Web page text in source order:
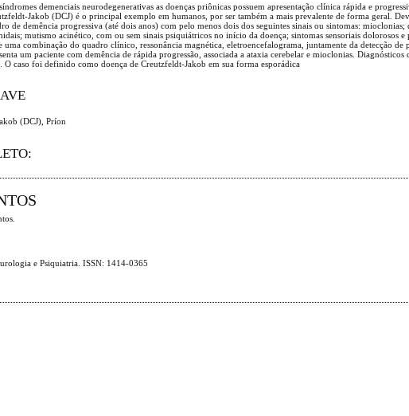
demenciais neurodegenerativas as doenças priônicas possuem apresentação clínica rápida e
Jakob (DCJ) é o principal exemplo em humanos, por ser também a mais prevalente de forma geral.
de demência progressiva (até dois anos) com pelo menos dois dos seguintes sinais ou sintomas: mioclonias;
mutismo acinético, com ou sem sinais psiquiátricos no início da doença; sintomas sensoriais dolorosos e
uma combinação do quadro clínico, ressonância magnética, eletroencefalograma, juntamente da detecção
um paciente com demência de rápida progressão, associada a ataxia cerebelar e mioclonias.
O caso foi definido como doença de Creutzfeldt-Jakob em sua forma esporádica
(DCJ), Príon
e Psiquiatria. ISSN: 1414-0365